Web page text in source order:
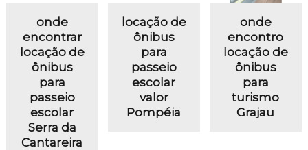
onde
encontrar
locação de
ônibus
para
passeio
escolar
Serra da
Cantareira
locação de
ônibus
para
passeio
escolar
valor
Pompéia
onde
encontro
locação de
ônibus
para
turismo
Grajau